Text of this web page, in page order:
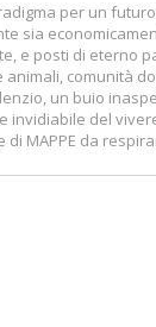
per un
sia
e posti di eterno
animali, comunità
un buio
invidiabile del
MAPPE da